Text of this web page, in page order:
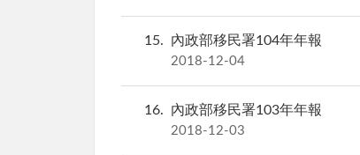
15 內政部移民署104年年報
2018-12-04
16 內政部移民署103年年報
2018-12-03